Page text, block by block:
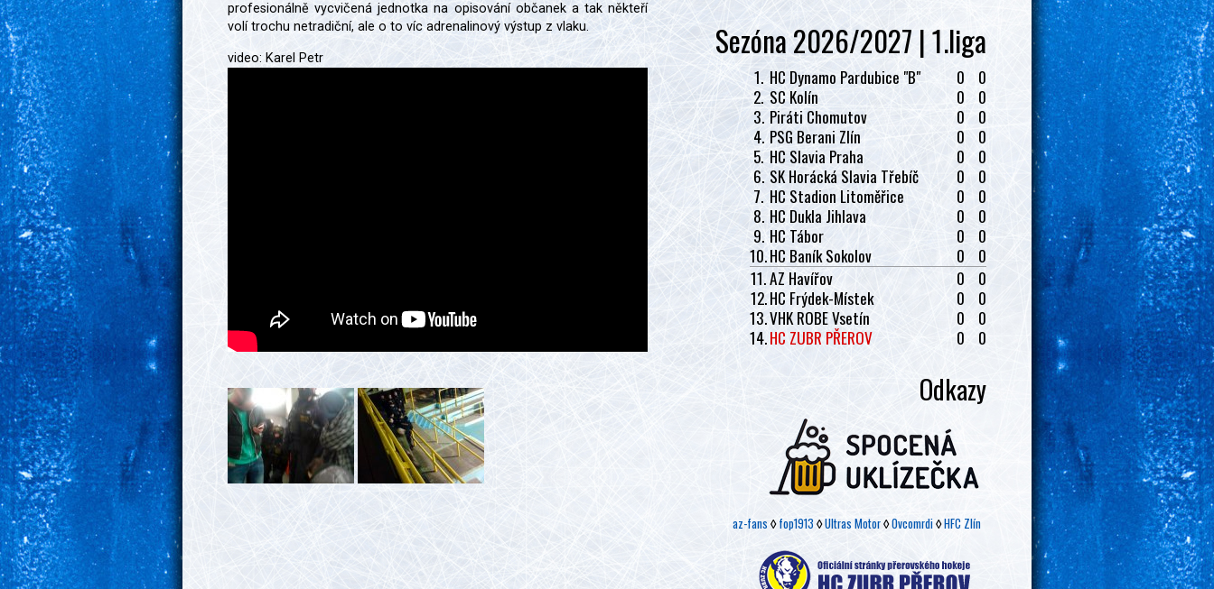
profesionálně vycvičená jednotka na opisování občanek a tak někteří
volí trochu netradiční, ale o to víc adrenalinový výstup z vlaku.
video: Karel Petr Sezóna 2026/2027 | 1.liga
1. HC Dynamo Pardubice "B" 0
0
2. SC Kolín 0
0
3. Piráti Chomutov 0
0
4. PSG Berani Zlín 0
0
5. HC Slavia Praha 0
0
6. SK Horácká Slavia Třebíč 0
0
7. HC Stadion Litoměřice 0
0
8. HC Dukla Jihlava 0
0
9. HC Tábor 0
0
10.HC Baník Sokolov 0
0
11.AZ Havířov 0
0
12.HC Frýdek-Místek 0
0
13.VHK ROBE Vsetín 0
0
14.HC ZUBR PŘEROV 0 0
Odkazy
az-fans ◊fop1913 ◊Ultras Motor◊Ovcomrdi◊HFC Zlín